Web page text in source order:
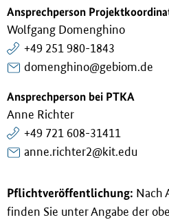
Ansprechperson
Wolfgang Domenghino
+49 251 980-1843
domenghino@gebiom.de
Ansprechperson bei PTKA
Anne Richter
+49 721 608-31411
anne.richter2@kit.edu
Pflichtveröffentlichung: Nach
finden Sie unter Angabe der